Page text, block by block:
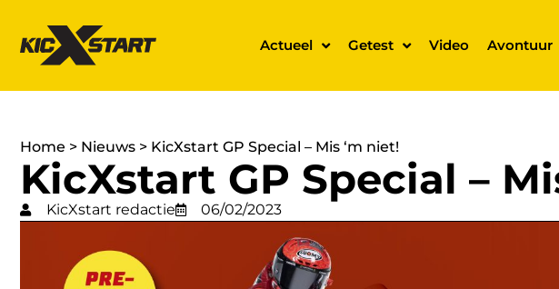
Actueel Getest Video Avontuur
Home > Nieuws > KicXstart GP Special – Mis ‘m niet!
KicXstart GP Special –
KicXstart redactie 06/02/2023